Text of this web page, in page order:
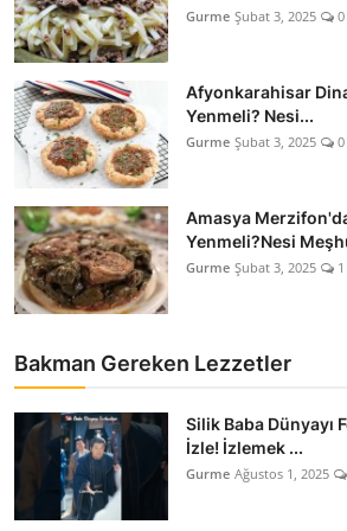
Gurme Şubat 3, 2025 0
Afyonkarahisar
Yenmeli? Nesi...
Gurme Şubat 3, 2025 0
Amasya
Yenmeli?Nesi
Gurme Şubat 3, 2025 1
Bakman Gereken Lezzetler
Silik Baba Dünyayı
İzle! İzlemek ...
Gurme Ağustos 1, 2025